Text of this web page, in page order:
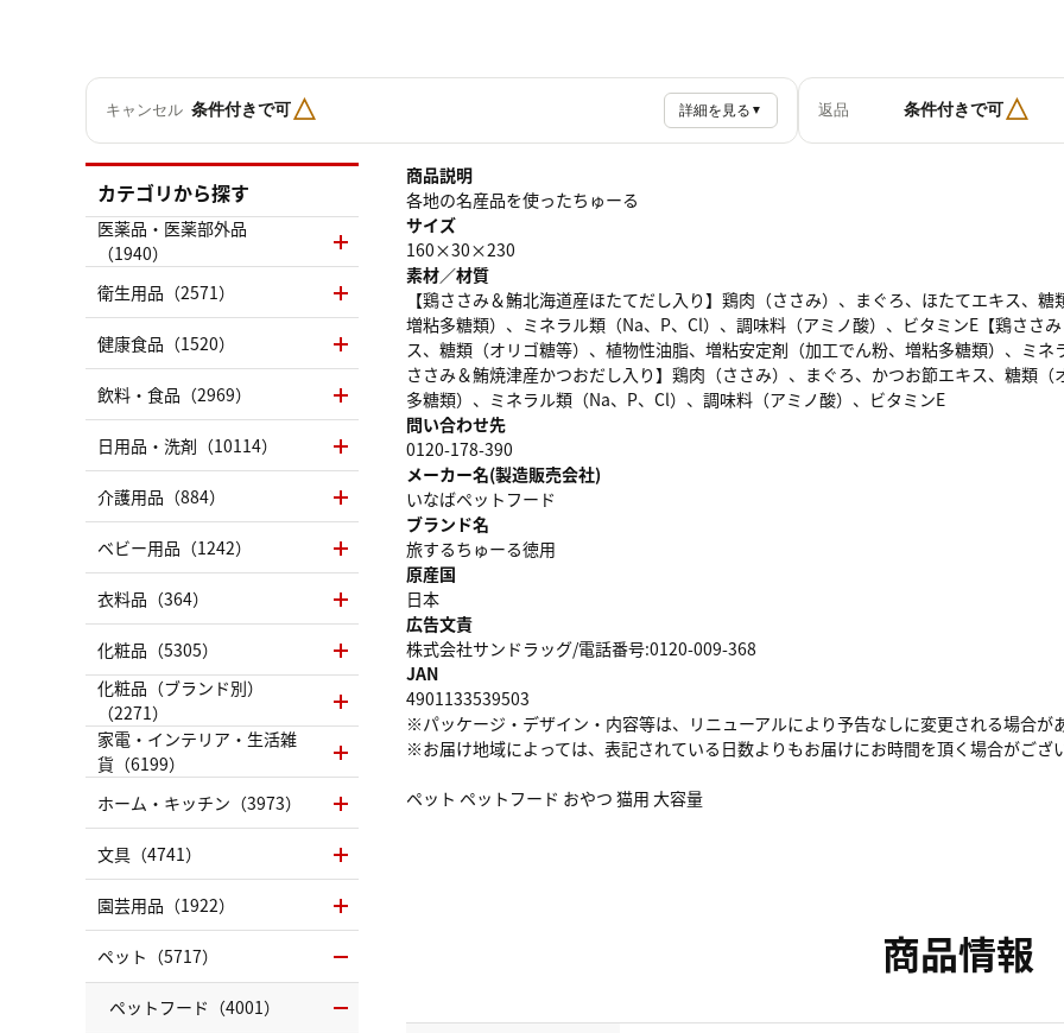
キャンセル 条件付きで可△ 詳細を見る ▼ 返品 条件付きで可△
商品説明
各地の名産品を使ったちゅーる
サイズ
160×30×230
素材／材質
【鶏ささみ＆鮪北海道産ほたてだし入り】鶏肉（ささみ）、まぐろ、ほたてエキス、
増粘多糖類）、ミネラル類（Na、P、Cl）、調味料（アミノ酸）、ビタミンE【鶏ささ
ス、糖類（オリゴ糖等）、植物性油脂、増粘安定剤（加工でん粉、増粘多糖類）、ミ
ささみ＆鮪焼津産かつおだし入り】鶏肉（ささみ）、まぐろ、かつお節エキス、糖類
多糖類）、ミネラル類（Na、P、Cl）、調味料（アミノ酸）、ビタミンE
問い合わせ先
0120-178-390
メーカー名(製造販売会社)
いなばペットフード
ブランド名
旅するちゅーる徳用
原産国
日本
広告文責
株式会社サンドラッグ/電話番号:0120-009-368
JAN
4901133539503
※パッケージ・デザイン・内容等は、リニューアルにより予告なしに変更される場合が
※お届け地域によっては、表記されている日数よりもお届けにお時間を頂く場合がござい
ペット ペットフード おやつ 猫用 大容量
商品情報
カテゴリから探す
医薬品・医薬部外品
（1940）
衛生用品（2571）
健康食品（1520）
飲料・食品（2969）
日用品・洗剤（10114）
介護用品（884）
ベビー用品（1242）
衣料品（364）
化粧品（5305）
化粧品（ブランド別）
（2271）
家電・インテリア・生活雑
貨（6199）
ホーム・キッチン（3973）
文具（4741）
園芸用品（1922）
ペット（5717）
ペットフード（4001）